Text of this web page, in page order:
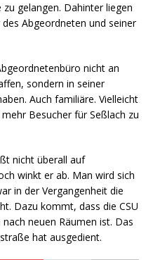
gelangen. Dahinter liegen
Abgeordneten und seiner
nicht an
sondern in seiner
Auch familiäre. Vielleicht
Besucher für Seßlach zu
nicht überall auf
winkt er ab. Man wird sich
in der Vergangenheit die
Dazu kommt, dass die CSU
neuen Räumen ist. Das
hat ausgedient.